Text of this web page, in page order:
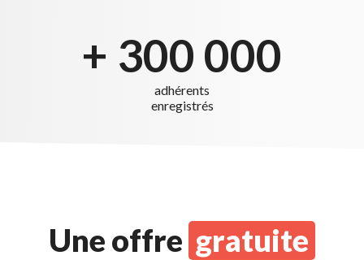
+ 300 000
adhérents
enregistrés
Une offre gratuite